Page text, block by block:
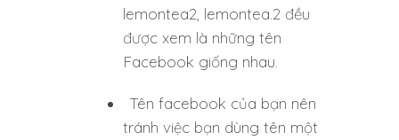
lemontea2, lemontea.2 đều
được xem là những tên
Facebook giống nhau.
Tên facebook của bạn nên
tránh việc bạn dùng tên một